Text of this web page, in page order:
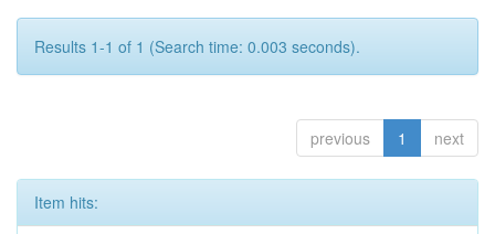
Results 1-1 of 1 (Search time: 0.003 seconds).
previous 1 next
Item hits: